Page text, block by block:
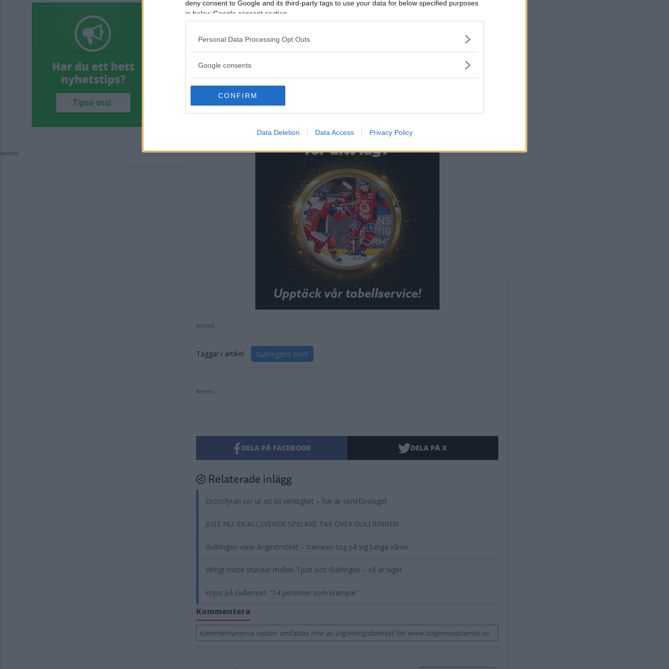
deny consent to Google and its third-party tags to use your data for below specified purposes
in below Google consent section.
Personal Data Processing Opt Outs
Google consents
CONFIRM
Data Deletion Data Access Privacy Policy
Annons:
– Det är ju inte bra, registreringen hos oss är skött på rätt vis om jag förstår det rätt,
sedan är det andra en annan sak.
jakob.karlsson@dagensvastervik.se
Annons:
Taggar i artikel Gullringens GoIF
Annons:
DELA PÅ FACEBOOK DELA PÅ X
Relaterade inlägg
Drömfyran ser ut att bli verklighet – här är serieförslaget
JUST NU: EX-ALLSVENSK SPELARE TAR ÖVER GULLRINGEN
Gullringen vann ångestmötet – tränaren tog på sig tunga våren
Viktigt möte stundar mellan Tjust och Gullringen – så är läget
Kryss på Gullemon: "14 personer som krampar"
Kommentera
Kommentarerna nedan omfattas inte av utgivningsbeviset för www.dagensvastervik.se.